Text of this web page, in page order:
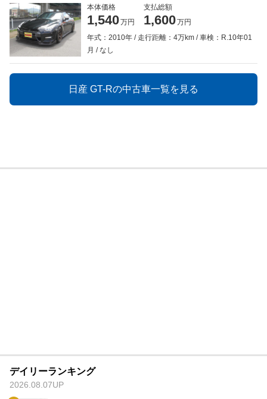
本体価格
1,540万円
支払総額
1,600万円
年式：2010年
走行距離：4万km
車検：R.10年01
月
なし
日産 GT-Rの中古車一覧を見る
デイリーランキング
2026.08.07UP